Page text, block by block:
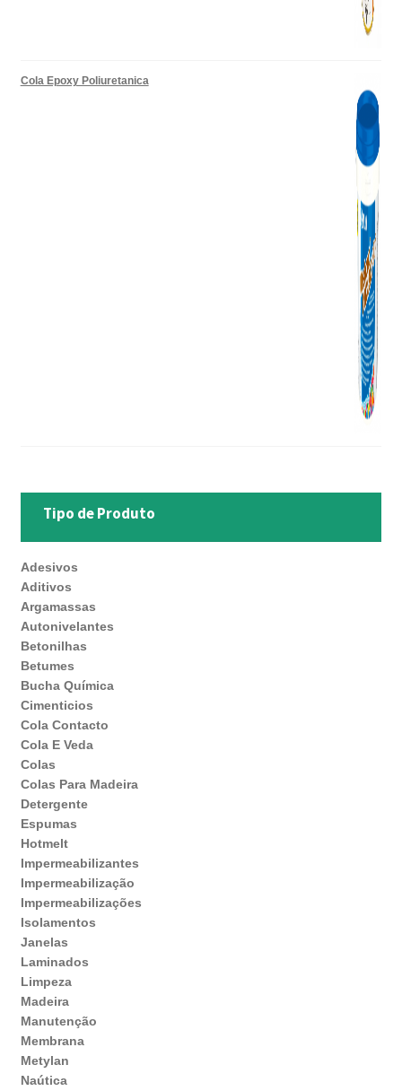
Cola Epoxy Poliuretanica
Tipo de Produto
Adesivos
Aditivos
Argamassas
Autonivelantes
Betonilhas
Betumes
Bucha Química
Cimenticios
Cola Contacto
Cola E Veda
Colas
Colas Para Madeira
Detergente
Espumas
Hotmelt
Impermeabilizantes
Impermeabilização
Impermeabilizações
Isolamentos
Janelas
Laminados
Limpeza
Madeira
Manutenção
Membrana
Metylan
Naútica